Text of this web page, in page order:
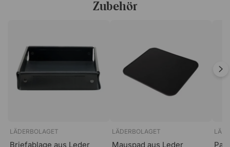
Zubehör
LÄDERBOLAGET
Briefablage aus Leder
LÄDERBOLAGET
Mauspad aus Leder